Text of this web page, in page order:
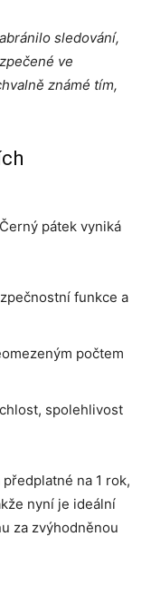
sledování,
ve
známé tím,
pátek vyniká
funkce a
počtem
spolehlivost
na 1 rok,
nyní je ideální
za zvýhodněnou